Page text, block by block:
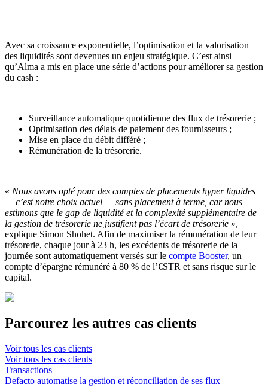
Avec sa croissance exponentielle, l’optimisation et la valorisation
des liquidités sont devenues un enjeu stratégique. C’est ainsi
qu’Alma a mis en place une série d’actions pour améliorer sa gestion
du cash :
Surveillance automatique quotidienne des flux de trésorerie ;
Optimisation des délais de paiement des fournisseurs ;
Mise en place du débit différé ;
Rémunération de la trésorerie.
« Nous avons opté pour des comptes de placements hyper liquides
— c’est notre choix actuel — sans placement à terme, car nous
estimons que le gap de liquidité et la complexité supplémentaire de
la gestion de trésorerie ne justifient pas l’écart de trésorerie »,
explique Simon Shohet. Afin de maximiser la rémunération de leur
trésorerie, chaque jour à 23 h, les excédents de trésorerie de la
journée sont automatiquement versés sur le compte Booster, un
compte d’épargne rémunéré à 80 % de l’€STR et sans risque sur le
capital.
Parcourez les autres cas clients
Voir tous les cas clients
Voir tous les cas clients
Transactions
Defacto automatise la gestion et réconciliation de ses flux